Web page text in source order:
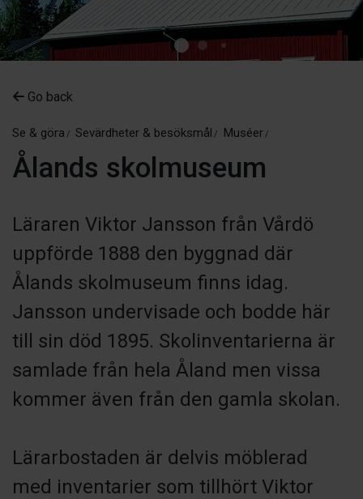
Go back
Se & göra Sevärdheter & besöksmål Muséer
Ålands skolmuseum
Läraren Viktor Jansson från Vårdö
uppförde 1888 den byggnad där
Ålands skolmuseum finns idag.
Jansson undervisade och bodde här
till sin död 1895. Skolinventarierna är
samlade från hela Åland men vissa
kommer även från den gamla skolan.
Lärarbostaden är delvis möblerad
med inventarier som tillhört Viktor